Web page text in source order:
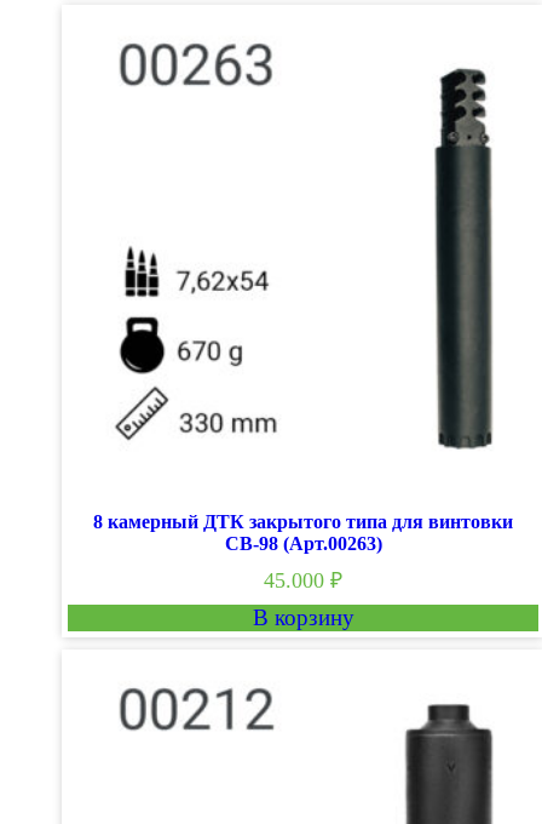
8 камерный ДТК закрытого типа для винтовки
СВ-98 (Арт.00263)
45.000₽
В корзину